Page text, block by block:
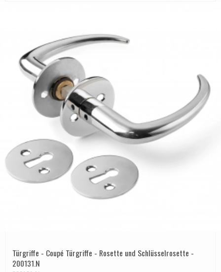
Türgriffe - Coupé Türgriffe - Rosette und Schlüsselrosette -
200131.N